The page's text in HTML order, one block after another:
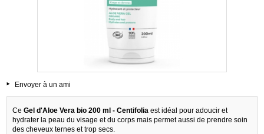
Envoyer à un ami
Ce Gel d'Aloe Vera bio 200 ml - Centifolia est idéal pour adoucir et
hydrater la peau du visage et du corps mais permet aussi de prendre soin
des cheveux ternes et trop secs.